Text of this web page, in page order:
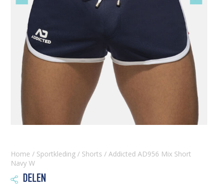
slide
slide
Home / Sportkleding / Shorts / Addicted AD956 Mix Short
Navy W
 DELEN